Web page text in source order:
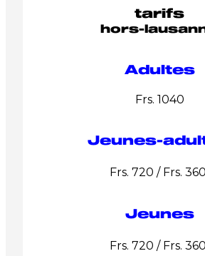
tarifs
hors-
Adultes
Frs. 1040
Jeunes-
Frs. 720 / Frs. 360
Jeunes
Frs. 720 / Frs. 360